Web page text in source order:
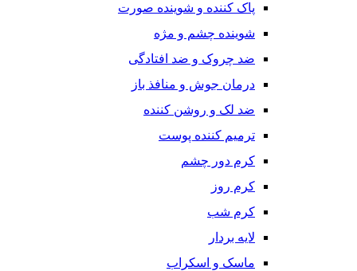
پاک کننده و شوینده صورت
شوینده چشم و مژه
ضد چروک و ضد افتادگی
درمان جوش و منافذ باز
ضد لک و روشن کننده
ترمیم کننده پوست
کرم دور چشم
کرم روز
کرم شب
لایه بردار
ماسک و اسکراب